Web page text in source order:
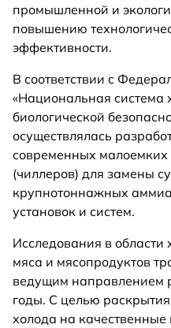
промышленной и
повышению
эффективности.
В соответствии с
«Национальная система
биологической
осуществлялась
современных
(чиллеров) для замены
крупнотоннажных
установок и систем.
Исследования в области
мяса и мясопродуктов
ведущим направлением
годы. С целью
холода на качественные